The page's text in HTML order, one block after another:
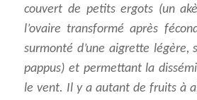
couvert de petits ergots (un
l’ovaire transformé après
surmonté d’une aigrette légère,
pappus) et permettant la
le vent. Il y a autant de fruits à